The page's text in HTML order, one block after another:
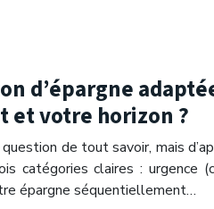
d’épargne
et votre horizon ?
question de tout savoir, mais
catégories claires : urgence
épargne séquentiellement…